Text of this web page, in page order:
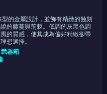
的金屬設計，並飾有精緻的蝕刻
的藤蔓與荊棘。低調的灰黑色調
的質感，使其成為偏好精緻卻帶
想選擇。
器箱